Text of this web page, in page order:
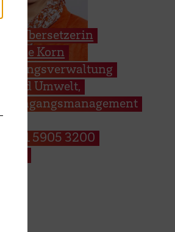
Übersetzerin
Korn
und Umwelt,
421 5905 3200